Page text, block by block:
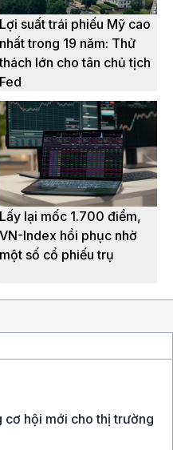
Lợi suất trái phiếu Mỹ cao
nhất trong 19 năm: Thử
thách lớn cho tân chủ tịch
Fed
Lấy lại mốc 1.700 điểm,
VN-Index hồi phục nhờ
một số cổ phiếu trụ
cơ hội mới cho thị trường